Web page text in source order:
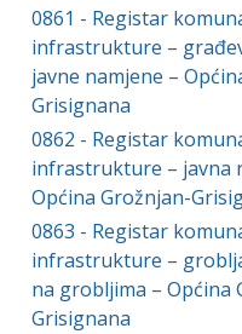
0861 - Registar
infrastrukture –
javne namjene –
Grisignana
0862 - Registar
infrastrukture – javna
Općina Grožnjan-
0863 - Registar
infrastrukture –
na grobljima – Općina
Grisignana